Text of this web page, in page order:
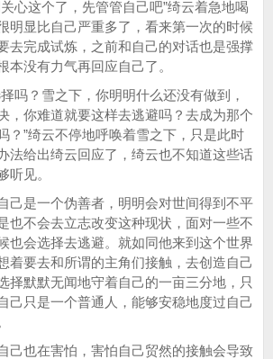
这个了，先管管自己吧”绮云着急地喝
明显比自己严重多了，看来第一次的时候
去完成试炼，之前和自己的对话也是强撑
本没有力气再回应自己了。
？雪之下，你明明什么还没有做到，
，你难道就要这样去逃避吗？去成为那个
？”绮云不停地呼唤着雪之下，只是此时
法给出绮云回应了，绮云也不知道这些话
听见。
是一个伪善者，明明会对世间得到不平
也不会去立志改变这种现状，面对一些不
也会选择去逃避。就如同他来到这个世界
着要去和所谓的主角们接触，去创造自己
择默默无闻地守着自己的一亩三分地，只
己只是一个普通人，能够安稳地度过自己
也在害怕，害怕自己贸然的接触会导致